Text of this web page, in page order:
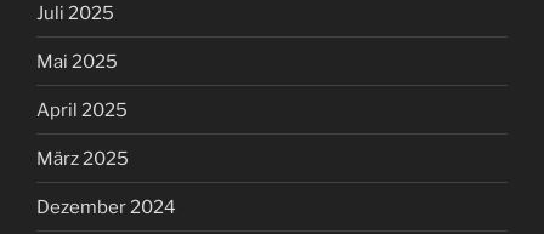
Juli 2025
Mai 2025
April 2025
März 2025
Dezember 2024